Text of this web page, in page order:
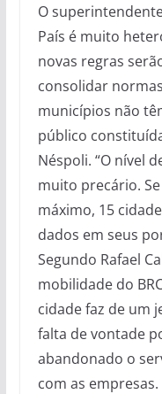
O
País é muito
novas regras
consolidar
municípios não
público
Néspoli. “O nível
muito precário.
máximo, 15
dados em seus
Segundo Rafael
mobilidade do
cidade faz de um
falta de vontade
abandonado o
com as